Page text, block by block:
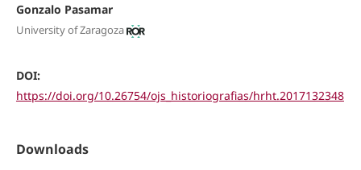
Gonzalo Pasamar
University of Zaragoza
DOI:
https://doi.org/10.26754/ojs_historiografias/hrht.2017132348
Downloads